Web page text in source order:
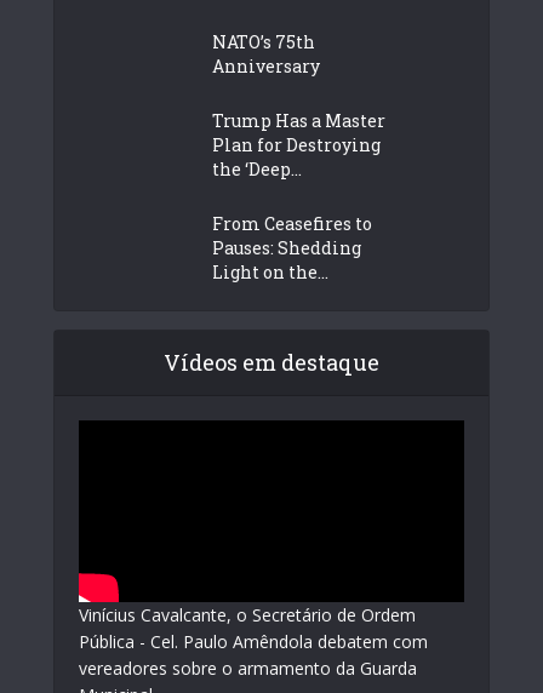
NATO’s 75th
Anniversary
Trump Has a Master
Plan for Destroying
the ‘Deep...
From Ceasefires to
Pauses: Shedding
Light on the...
Vídeos em destaque
Vinícius Cavalcante, o Secretário de Ordem
Pública - Cel. Paulo Amêndola debatem com
vereadores sobre o armamento da Guarda